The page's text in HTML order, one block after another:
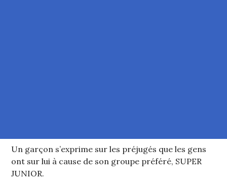
Un garçon s’exprime sur les préjugés que les gens
ont sur lui à cause de son groupe préféré, SUPER
JUNIOR.